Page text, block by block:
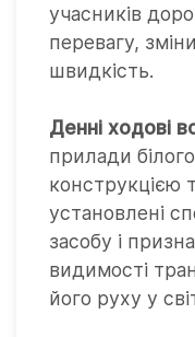
учасників
перевагу,
швидкість.
Денні ходові
прилади
конструкцією
установлені
засобу і
видимості
його руху у